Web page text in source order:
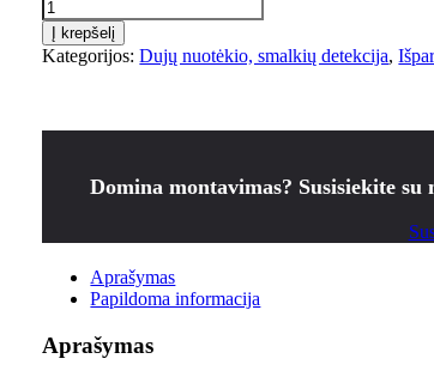
Į krepšelį
Kategorijos:Dujų nuotėkio, smalkių detekcija,
Domina montavimas? Susisiekite su
Aprašymas
Papildoma informacija
Aprašymas